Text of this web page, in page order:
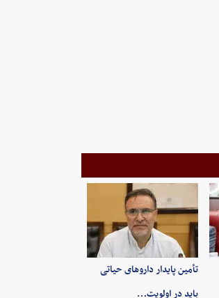
تأمین پایدار داروهای حیاتی
باید در اولویت…